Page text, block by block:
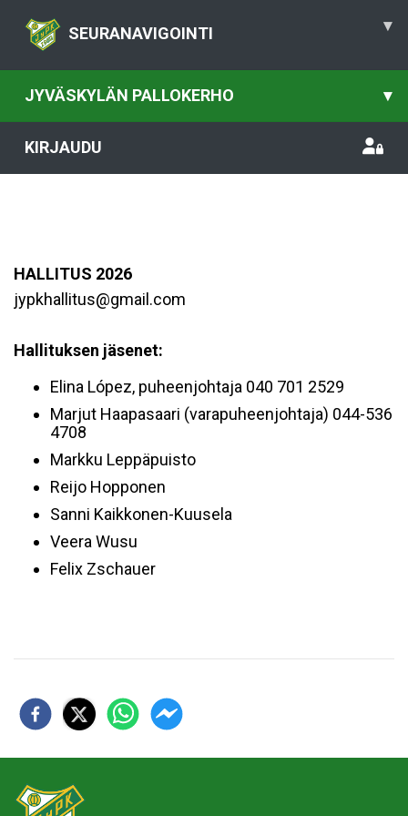
SEURANAVIGOINTI ▾
JYVÄSKYLÄN PALLOKERHO ▾
KIRJAUDU
HALLITUS 2026
jypkhallitus@gmail.com
Hallituksen jäsenet:
Elina López, puheenjohtaja 040 701 2529
Marjut Haapasaari (varapuheenjohtaja) 044-536
4708
Markku Leppäpuisto
Reijo Hopponen
Sanni Kaikkonen-Kuusela
Veera Wusu
Felix Zschauer